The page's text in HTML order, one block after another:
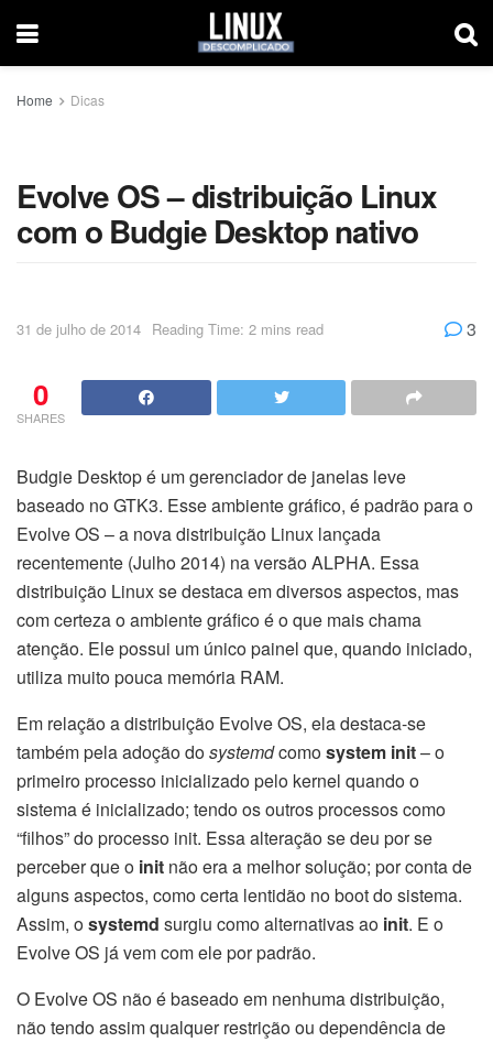
Home Dicas
Evolve OS – distribuição Linux
com o Budgie Desktop nativo
31 de julho de 2014 Reading Time: 2 mins read 3
0
SHARES
Budgie Desktop é um gerenciador de janelas leve
baseado no GTK3. Esse ambiente gráfico, é padrão para o
Evolve OS – a nova distribuição Linux lançada
recentemente (Julho 2014) na versão ALPHA. Essa
distribuição Linux se destaca em diversos aspectos, mas
com certeza o ambiente gráfico é o que mais chama
atenção. Ele possui um único painel que, quando iniciado,
utiliza muito pouca memória RAM.
Em relação a distribuição Evolve OS, ela destaca-se
também pela adoção dosystemdcomosystem init– o
primeiro processo inicializado pelo kernel quando o
sistema é inicializado; tendo os outros processos como
“filhos” do processo init. Essa alteração se deu por se
perceber que o init não era a melhor solução; por conta de
alguns aspectos, como certa lentidão no boot do sistema.
Assim, osystemd surgiu como alternativas ao init. E o
Evolve OS já vem com ele por padrão.
O Evolve OS não é baseado em nenhuma distribuição,
não tendo assim qualquer restrição ou dependência de